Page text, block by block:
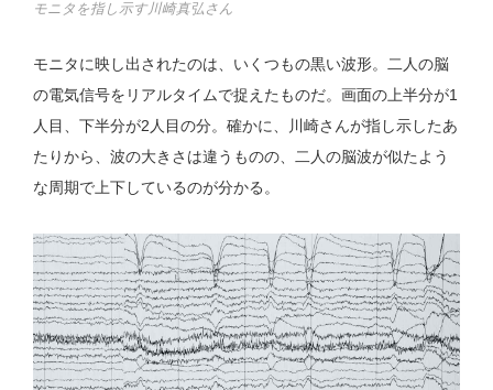
モニタを指し示す川崎真弘さん
モニタに映し出されたのは、いくつもの黒い波形。二人の脳
の電気信号をリアルタイムで捉えたものだ。画面の上半分が1
人目、下半分が2人目の分。確かに、川崎さんが指し示したあ
たりから、波の大きさは違うものの、二人の脳波が似たよう
な周期で上下しているのが分かる。